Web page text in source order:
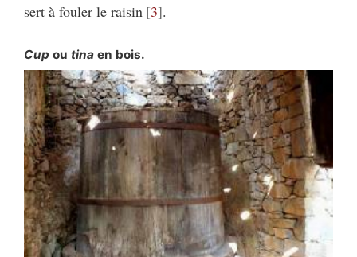
sert à fouler le raisin 3 .
Cup ou tina en bois.